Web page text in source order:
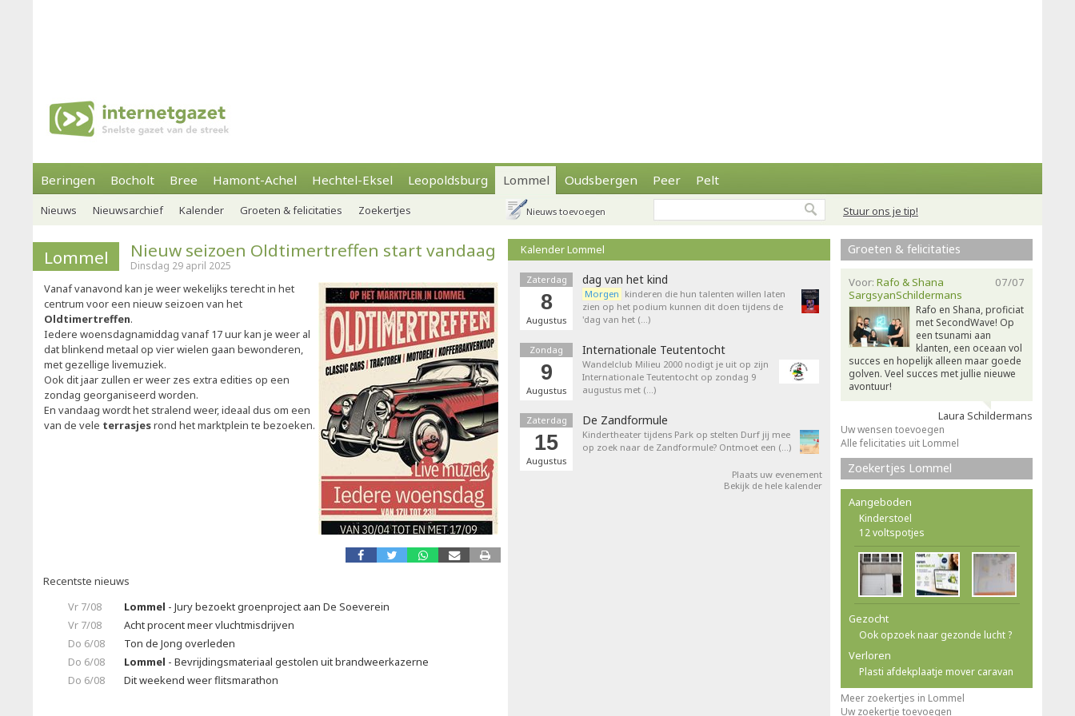
Beringen Bocholt Bree Hamont-Achel Hechtel-Eksel Leopoldsburg Lommel Oudsbergen Peer Pelt
Stuur ons je tip!
Nieuws Nieuwsarchief Kalender Groeten & felicitaties Zoekertjes Nieuws toevoegen
Lommel Nieuw seizoen Oldtimertreffen start vandaag
Dinsdag 29 april 2025
Vanaf vanavond kan je weer wekelijks terecht in het
centrum voor een nieuw seizoen van het
Oldtimertreffen.
Iedere woensdagnamiddag vanaf 17 uur kan je weer al
dat blinkend metaal op vier wielen gaan bewonderen,
met gezellige livemuziek.
Ook dit jaar zullen er weer zes extra edities op een
zondag georganiseerd worden.
En vandaag wordt het stralend weer, ideaal dus om een
van de vele terrasjesrond het marktplein te bezoeken.
Recentste nieuws
Vr 7/08
Lommel - Jury bezoekt groenproject aan De Soeverein
Vr 7/08
Acht procent meer vluchtmisdrijven
Do 6/08
Ton de Jong overleden
Do 6/08
Lommel - Bevrijdingsmateriaal gestolen uit brandweerkazerne
Do 6/08
Dit weekend weer flitsmarathon
Kalender Lommel
Zaterdag
8
Augustus
dag van het kind
Morgen kinderen die hun talenten willen laten
zien op het podium kunnen dit doen tijdens de
'dag van het (…)
Zondag
9
Augustus
Internationale Teutentocht
Wandelclub Milieu 2000 nodigt je uit op zijn
Internationale Teutentocht op zondag 9
augustus met (…)
Zaterdag
15
Augustus
De Zandformule
Kindertheater tijdens Park op stelten Durf jij mee
op zoek naar de Zandformule? Ontmoet een (…)
Plaats uw evenement
Bekijk de hele kalender
Groeten & felicitaties
07/07
Voor: Rafo & Shana
SargsyanSchildermans
Rafo en Shana, proficiat
met SecondWave! Op
een tsunami aan
klanten, een oceaan vol
succes en hopelijk alleen maar goede
golven. Veel succes met jullie nieuwe
avontuur!
Laura Schildermans
Uw wensen toevoegen
Alle felicitaties uit Lommel
Zoekertjes Lommel
Aangeboden
Kinderstoel
12 voltspotjes
Gezocht
Ook opzoek naar gezonde lucht ?
Verloren
Plasti afdekplaatje mover caravan
Meer zoekertjes in Lommel
Uw zoekertje toevoegen